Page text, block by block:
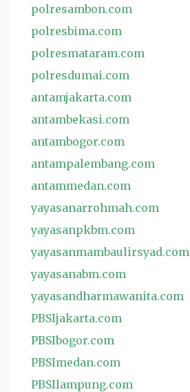
polresambon.com
polresbima.com
polresmataram.com
polresdumai.com
antamjakarta.com
antambekasi.com
antambogor.com
antampalembang.com
antammedan.com
yayasanarrohmah.com
yayasanpkbm.com
yayasanmambaulirsyad.com
yayasanabm.com
yayasandharmawanita.com
PBSIjakarta.com
PBSIbogor.com
PBSImedan.com
PBSIlampung.com